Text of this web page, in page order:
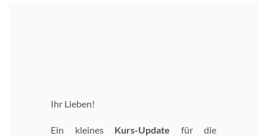
Ihr Lieben!
Ein kleines Kurs-Update für die